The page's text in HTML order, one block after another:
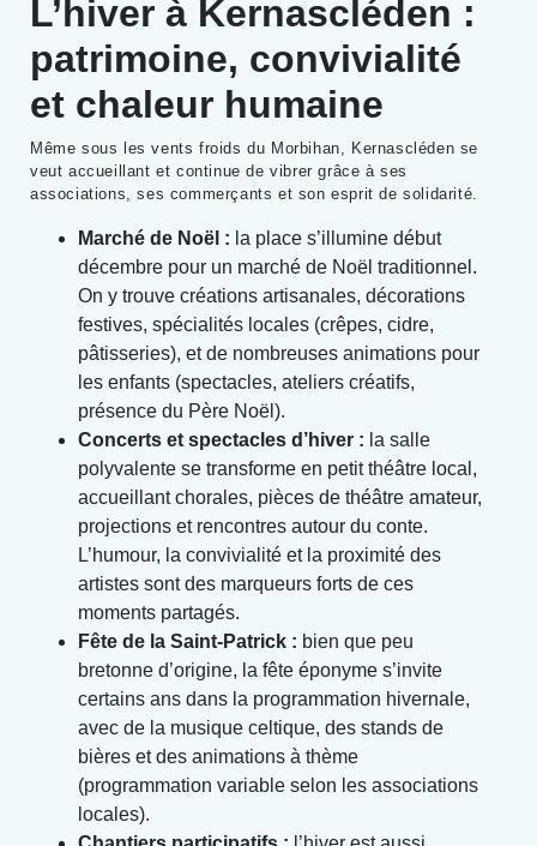
L’hiver à Kernascléden :
patrimoine, convivialité
et chaleur humaine
Même sous les vents froids du Morbihan, Kernascléden se
veut accueillant et continue de vibrer grâce à ses
associations, ses commerçants et son esprit de solidarité.
Marché de Noël : la place s’illumine début
décembre pour un marché de Noël traditionnel.
On y trouve créations artisanales, décorations
festives, spécialités locales (crêpes, cidre,
pâtisseries), et de nombreuses animations pour
les enfants (spectacles, ateliers créatifs,
présence du Père Noël).
Concerts et spectacles d’hiver : la salle
polyvalente se transforme en petit théâtre local,
accueillant chorales, pièces de théâtre amateur,
projections et rencontres autour du conte.
L’humour, la convivialité et la proximité des
artistes sont des marqueurs forts de ces
moments partagés.
Fête de la Saint-Patrick : bien que peu
bretonne d’origine, la fête éponyme s’invite
certains ans dans la programmation hivernale,
avec de la musique celtique, des stands de
bières et des animations à thème
(programmation variable selon les associations
locales).